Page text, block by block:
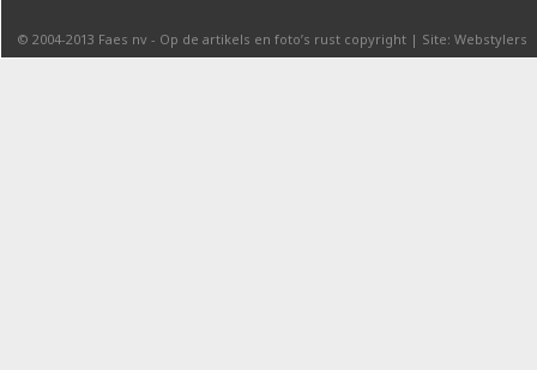
© 2004-2013 Faes nv - Op de artikels en foto’s rust copyright | Site: Webstylers